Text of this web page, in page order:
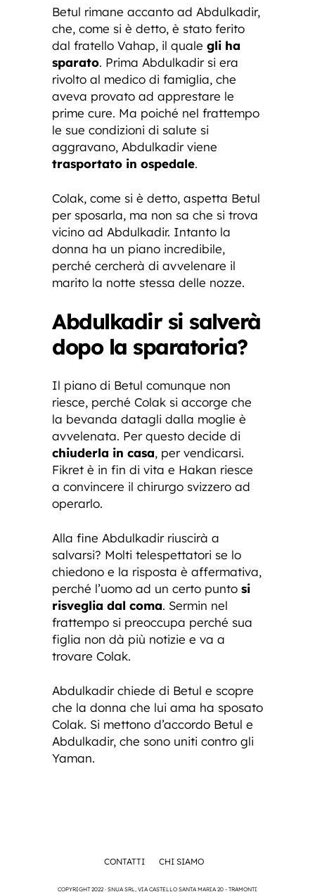
Betul rimane accanto ad Abdulkadir,
che, come si è detto, è stato ferito
dal fratello Vahap, il quale gli ha
sparato. Prima Abdulkadir si era
rivolto al medico di famiglia, che
aveva provato ad apprestare le
prime cure. Ma poiché nel frattempo
le sue condizioni di salute si
aggravano, Abdulkadir viene
trasportato in ospedale.
Colak, come si è detto, aspetta Betul
per sposarla, ma non sa che si trova
vicino ad Abdulkadir. Intanto la
donna ha un piano incredibile,
perché cercherà di avvelenare il
marito la notte stessa delle nozze.
Abdulkadir si salverà
dopo la sparatoria?
Il piano di Betul comunque non
riesce, perché Colak si accorge che
la bevanda datagli dalla moglie è
avvelenata. Per questo decide di
chiuderla in casa, per vendicarsi.
Fikret è in fin di vita e Hakan riesce
a convincere il chirurgo svizzero ad
operarlo.
Alla fine Abdulkadir riuscirà a
salvarsi? Molti telespettatori se lo
chiedono e la risposta è affermativa,
perché l’uomo ad un certo punto si
risveglia dal coma. Sermin nel
frattempo si preoccupa perché sua
figlia non dà più notizie e va a
trovare Colak.
Abdulkadir chiede di Betul e scopre
che la donna che lui ama ha sposato
Colak. Si mettono d’accordo Betul e
Abdulkadir, che sono uniti contro gli
Yaman.
CONTATTI CHI SIAMO
COPYRIGHT 2022 · SNUA SRL, VIA CASTELLO SANTA MARIA 20 - TRAMONTI